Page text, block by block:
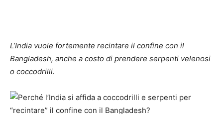
L’India vuole fortemente recintare il confine con il
Bangladesh, anche a costo di prendere serpenti velenosi
o coccodrilli.